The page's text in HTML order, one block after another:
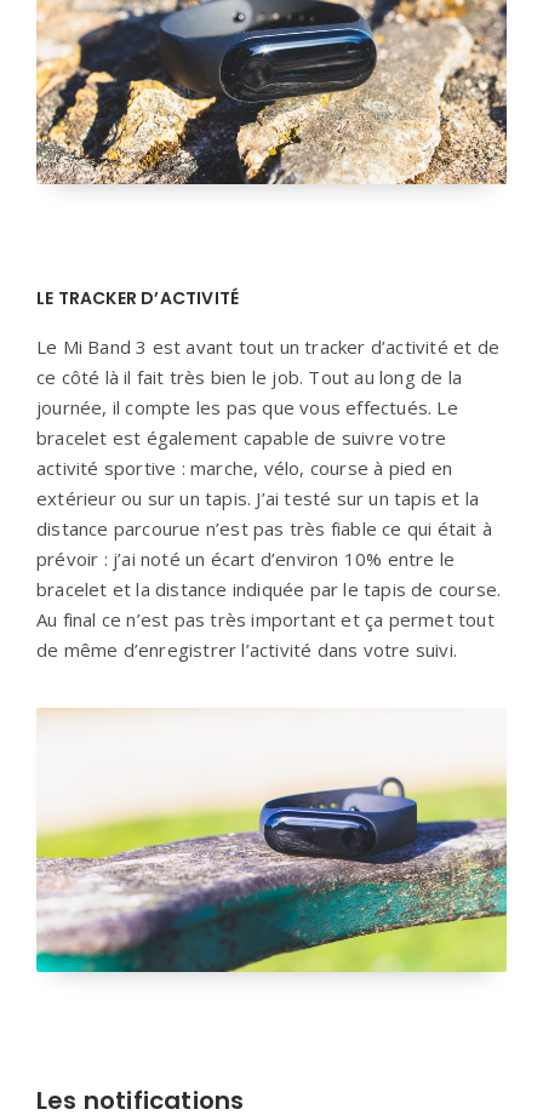
LE TRACKER D’ACTIVITÉ
Le Mi Band 3 est avant tout un tracker d’activité et de
ce côté là il fait très bien le job. Tout au long de la
journée, il compte les pas que vous effectués. Le
bracelet est également capable de suivre votre
activité sportive : marche, vélo, course à pied en
extérieur ou sur un tapis. J’ai testé sur un tapis et la
distance parcourue n’est pas très fiable ce qui était à
prévoir : j’ai noté un écart d’environ 10% entre le
bracelet et la distance indiquée par le tapis de course.
Au final ce n’est pas très important et ça permet tout
de même d’enregistrer l’activité dans votre suivi.
Les notifications